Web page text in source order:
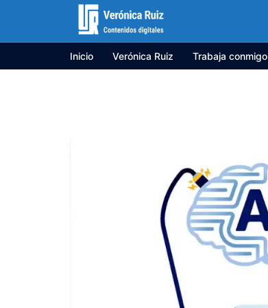
contenido
Inicio Verónica Ruiz Trabaja conmigo